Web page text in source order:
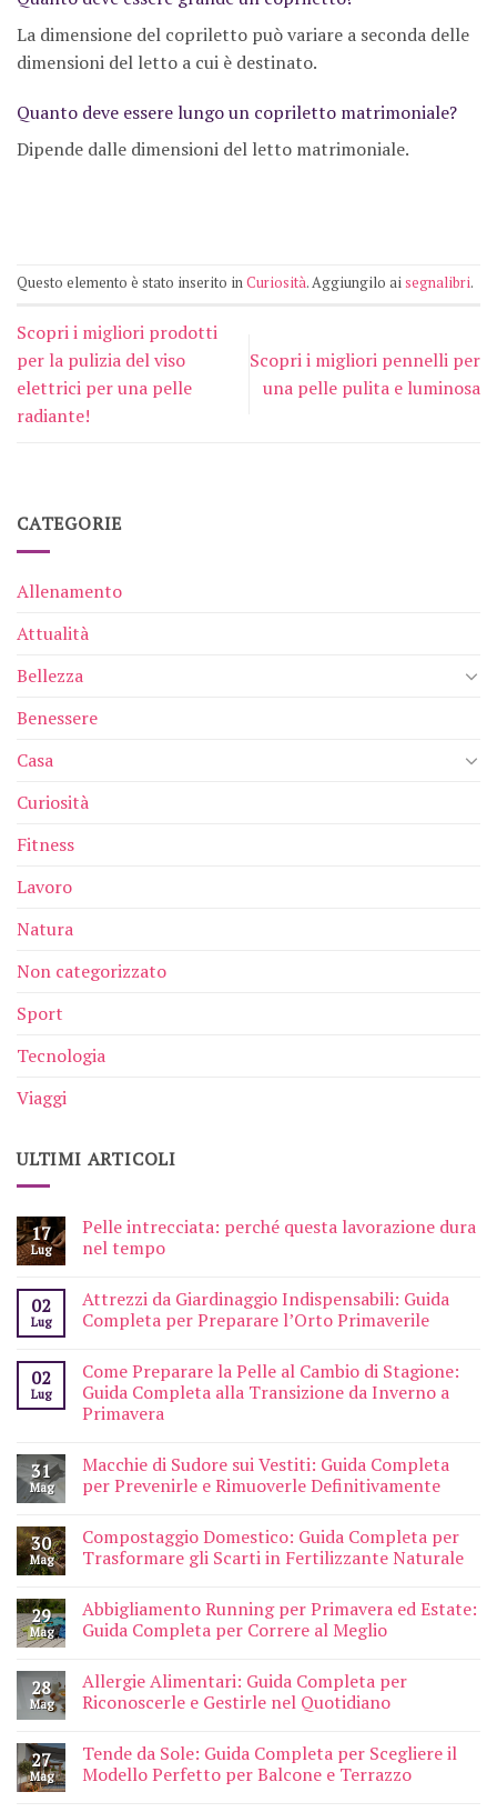
La dimensione del copriletto può variare a seconda delle
dimensioni del letto a cui è destinato.
Quanto deve essere lungo un copriletto matrimoniale?
Dipende dalle dimensioni del letto matrimoniale.
Questo elemento è stato inserito inCuriosità. Aggiungilo aisegnalibri.
Scopri i migliori prodotti
per la pulizia del viso
elettrici per una pelle
radiante!
Scopri i migliori pennelli per
una pelle pulita e luminosa
CATEGORIE
Allenamento
Attualità
Bellezza
Benessere
Casa
Curiosità
Fitness
Lavoro
Natura
Non categorizzato
Sport
Tecnologia
Viaggi
ULTIMI ARTICOLI
17
Lug
Pelle intrecciata: perché questa lavorazione dura
nel tempo
02
Lug
Attrezzi da Giardinaggio Indispensabili: Guida
Completa per Preparare l’Orto Primaverile
02
Lug
Come Preparare la Pelle al Cambio di Stagione:
Guida Completa alla Transizione da Inverno a
Primavera
31
Mag
Macchie di Sudore sui Vestiti: Guida Completa
per Prevenirle e Rimuoverle Definitivamente
30
Mag
Compostaggio Domestico: Guida Completa per
Trasformare gli Scarti in Fertilizzante Naturale
29
Mag
Abbigliamento Running per Primavera ed Estate:
Guida Completa per Correre al Meglio
28
Mag
Allergie Alimentari: Guida Completa per
Riconoscerle e Gestirle nel Quotidiano
27
Mag
Tende da Sole: Guida Completa per Scegliere il
Modello Perfetto per Balcone e Terrazzo